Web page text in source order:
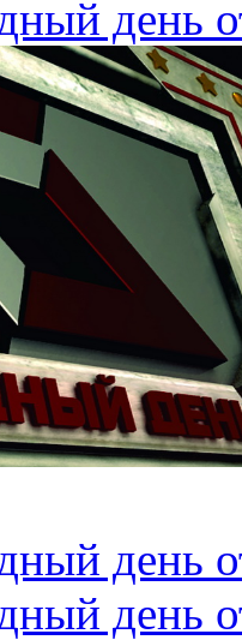
день
день
день